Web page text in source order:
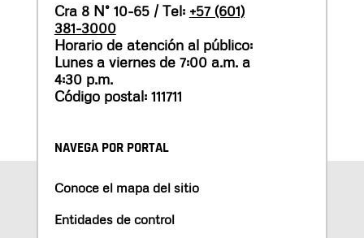
Cra 8 N° 10-65 / Tel: +57 (601)
381-3000
Horario de atención al público:
Lunes a viernes de 7:00 a.m. a
4:30 p.m.
Código postal: 111711
NAVEGA POR PORTAL
Conoce el mapa del sitio
Entidades de control